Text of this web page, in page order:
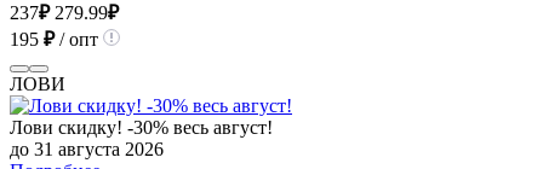
237₽ 279.99₽
195 ₽/ опт
ЛОВИ
Лови скидку! -30% весь август!
до 31 августа 2026